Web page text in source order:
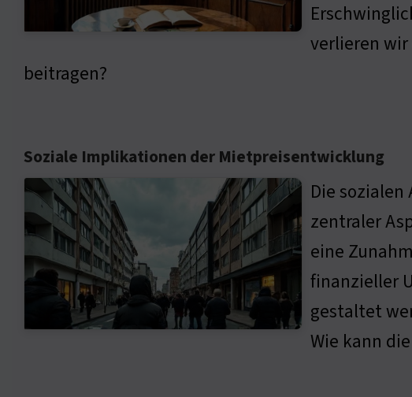
verlieren wir
beitragen?
Soziale Implikationen der Mietpreisentwicklung
Die
zentraler
eine
finanzieller
gestaltet
Wie kann